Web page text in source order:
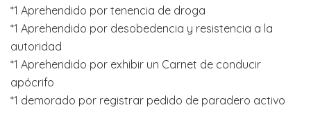
*1 Aprehendido por tenencia de droga
*1 Aprehendido por desobedencia y resistencia a la
autoridad
*1 Aprehendido por exhibir un Carnet de conducir
apócrifo
*1 demorado por registrar pedido de paradero activo